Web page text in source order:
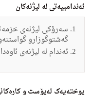
ئەندامییەتی لە لیژنەکان
سه‌رۆكى لیژنه‌ى
گه‌شتوگوزار‌و
ئه‌ندام له‌ لیژنه‌ى
پوختەیەک لەپۆست و